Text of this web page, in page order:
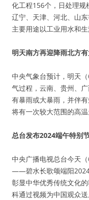
化工程156个，日处理
辽宁、天津、河北、山
主要用途以工业用水和生
明天南方再迎降雨北方
中央气象台预计，明天
气过程，云南、贵州、
有暴雨或大暴雨，并伴
将有一次较大范围的高
总台发布2024端午特别
中央广播电视总台今天
——碧水长歌颂端阳2024
彰显中华优秀传统文化
科通过视频为中国观众